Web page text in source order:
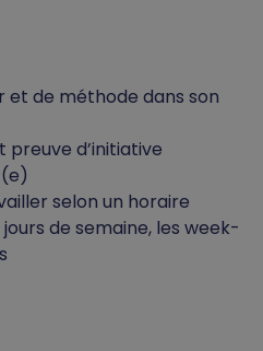
et de méthode dans son
d’initiative
selon un horaire
de semaine, les week-